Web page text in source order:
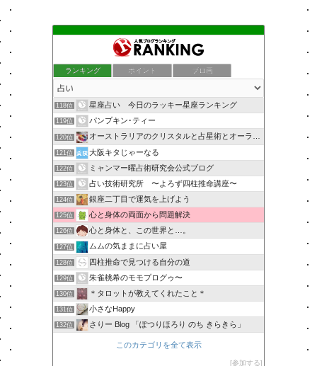
ランキング ポイント ブロ画
118位 星座占い 今日のラッキー星座ランキング
119位 パンプキン･ティー
120位 オーストラリアのクリスタルと占星術とオーラソーマのショップ
121位 大阪キタじゃーなる
122位 ミャンマー曜占術研究会公式ブログ
123位 占い技術研究所 〜よろず四柱推命講座〜
124位 銀座二丁目で運気を上げよう
125位 心と身体の両面から問題解決
126位 心と身体と、この世界と…。
127位 ムムの気ままに占い屋
128位 四柱推命で見つける自分の道
129位 朱雀桃希のモモプログゥ〜
130位 ＊タロットが教えてくれたこと＊
131位 小さなHappy
132位 さりー Blog 「ぽつりほろり のち きらきら」
このカテゴリを全て表示
参加する